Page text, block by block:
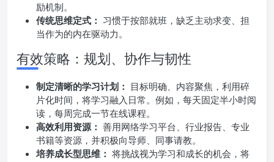
励机制。
传统思维定式： 习惯于按部就班，缺乏主动求变、担
当作为的内在驱动力。
有效策略：规划、协作与韧性
制定清晰的学习计划： 目标明确、内容聚焦，利用碎
片化时间，将学习融入日常。例如，每天固定半小时阅
读，每周完成一节在线课程。
高效利用资源： 善用网络学习平台、行业报告、专业
书籍等资源，并积极向导师、同事请教。
培养成长型思维： 将挑战视为学习和成长的机会，将